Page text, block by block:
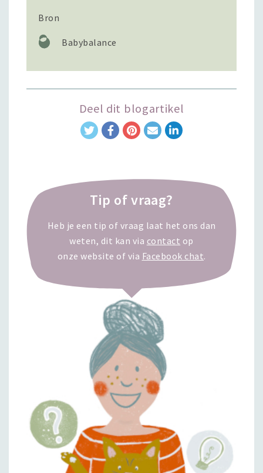
Bron
Babybalance
Deel dit blogartikel
Tip of vraag?
Heb je een tip of vraag laat het ons dan
weten, dit kan via contact op
onze website of via Facebook chat.